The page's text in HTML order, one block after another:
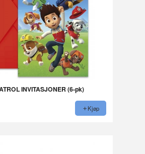
INVITASJONER (6-pk)
Kjøp